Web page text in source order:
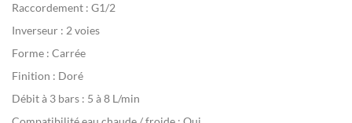
Raccordement : G1/2
Inverseur : 2 voies
Forme : Carrée
Finition : Doré
Débit à 3 bars : 5 à 8 L/min